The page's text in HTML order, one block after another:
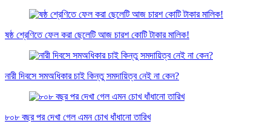
ষষ্ঠ শ্রেণিতে ফেল করা ছেলেটি আজ চারশ কোটি টাকার মালিক!
নারী দিবসে সমঅধিকার চাই কিন্তু সমদায়িত্ব নেই না কেন?
৮০৮ বছর পর দেখা গেল এমন চোখ ধাঁধানো তারিখ